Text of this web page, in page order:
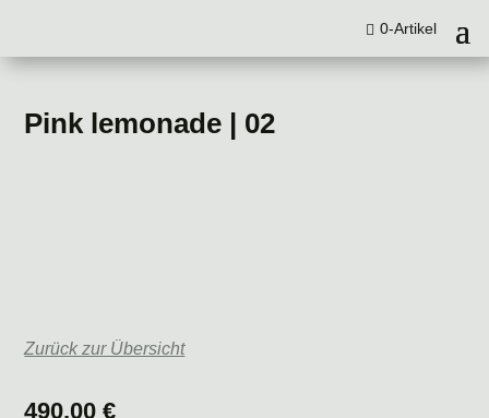
0-Artikel
Pink lemonade | 02
Zurück zur Übersicht
490,00€